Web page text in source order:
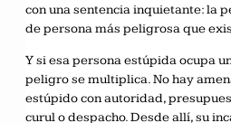
con una sentencia inquietante: la
de persona más peligrosa que
Y si esa persona estúpida ocupa
peligro se multiplica. No hay
estúpido con autoridad,
curul o despacho. Desde allí, su